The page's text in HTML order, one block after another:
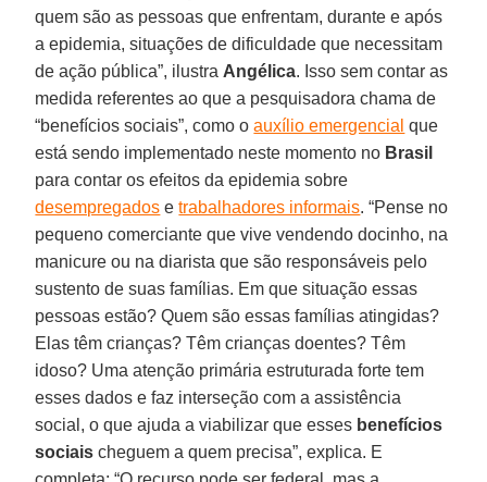
quem são as pessoas que enfrentam, durante e após
a epidemia, situações de dificuldade que necessitam
de ação pública”, ilustra Angélica. Isso sem contar as
medida referentes ao que a pesquisadora chama de
“benefícios sociais”, como oauxílio emergencial que
está sendo implementado neste momento no Brasil
para contar os efeitos da epidemia sobre
desempregados etrabalhadores informais. “Pense no
pequeno comerciante que vive vendendo docinho, na
manicure ou na diarista que são responsáveis pelo
sustento de suas famílias. Em que situação essas
pessoas estão? Quem são essas famílias atingidas?
Elas têm crianças? Têm crianças doentes? Têm
idoso? Uma atenção primária estruturada forte tem
esses dados e faz interseção com a assistência
social, o que ajuda a viabilizar que esses benefícios
sociais cheguem a quem precisa”, explica. E